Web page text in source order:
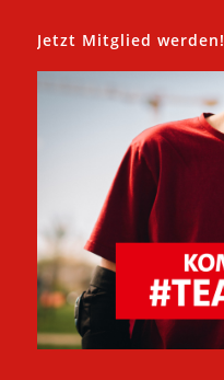
Jetzt Mitglied werden!